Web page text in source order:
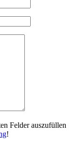
Felder auszufüllen
!